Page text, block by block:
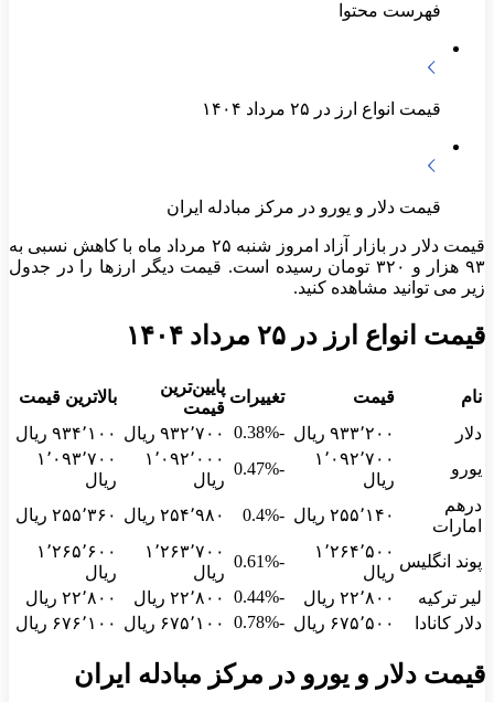
فهرست محتوا
قیمت انواع ارز در ۲۵ مرداد ۱۴۰۴
قیمت دلار و یورو در مرکز مبادله ایران
قیمت دلار در بازار آزاد امروز شنبه ۲۵ مرداد ماه با کاهش نسبی به
۹۳ هزار و ۳۲۰ تومان رسیده است. قیمت دیگر ارزها را در جدول
زیر می توانید مشاهده کنید.
قیمت انواع ارز در ۲۵ مرداد ۱۴۰۴
نام قیمت تغییرات
پایین‌ترین
قیمت
بالاترین قیمت
دلار
۹۳۳٬۲۰۰ ریال -0.38% ۹۳۲٬۷۰۰ ریال
۹۳۴٬۱۰۰ ریال
یورو
۱٬۰۹۲٬۷۰۰
ریال
-0.47%
۱٬۰۹۲٬۰۰۰
ریال
۱٬۰۹۳٬۷۰۰
ریال
درهم
امارات
۲۵۵٬۱۴۰ ریال -0.4% ۲۵۴٬۹۸۰ ریال ۲۵۵٬۳۶۰ ریال
پوند انگلیس
۱٬۲۶۴٬۵۰۰
ریال
-0.61%
۱٬۲۶۳٬۷۰۰
ریال
۱٬۲۶۵٬۶۰۰
ریال
لیر ترکیه
۲۲٬۸۰۰ ریال -0.44% ۲۲٬۸۰۰ ریال
۲۲٬۸۰۰ ریال
دلار کانادا
۶۷۵٬۵۰۰ ریال -0.78% ۶۷۵٬۱۰۰ ریال ۶۷۶٬۱۰۰ ریال
قیمت دلار و یورو در مرکز مبادله ایران